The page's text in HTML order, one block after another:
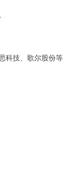
科技、歌尔股份等